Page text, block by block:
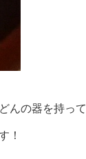
んの器を持って
！